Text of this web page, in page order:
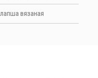
лапша вязаная